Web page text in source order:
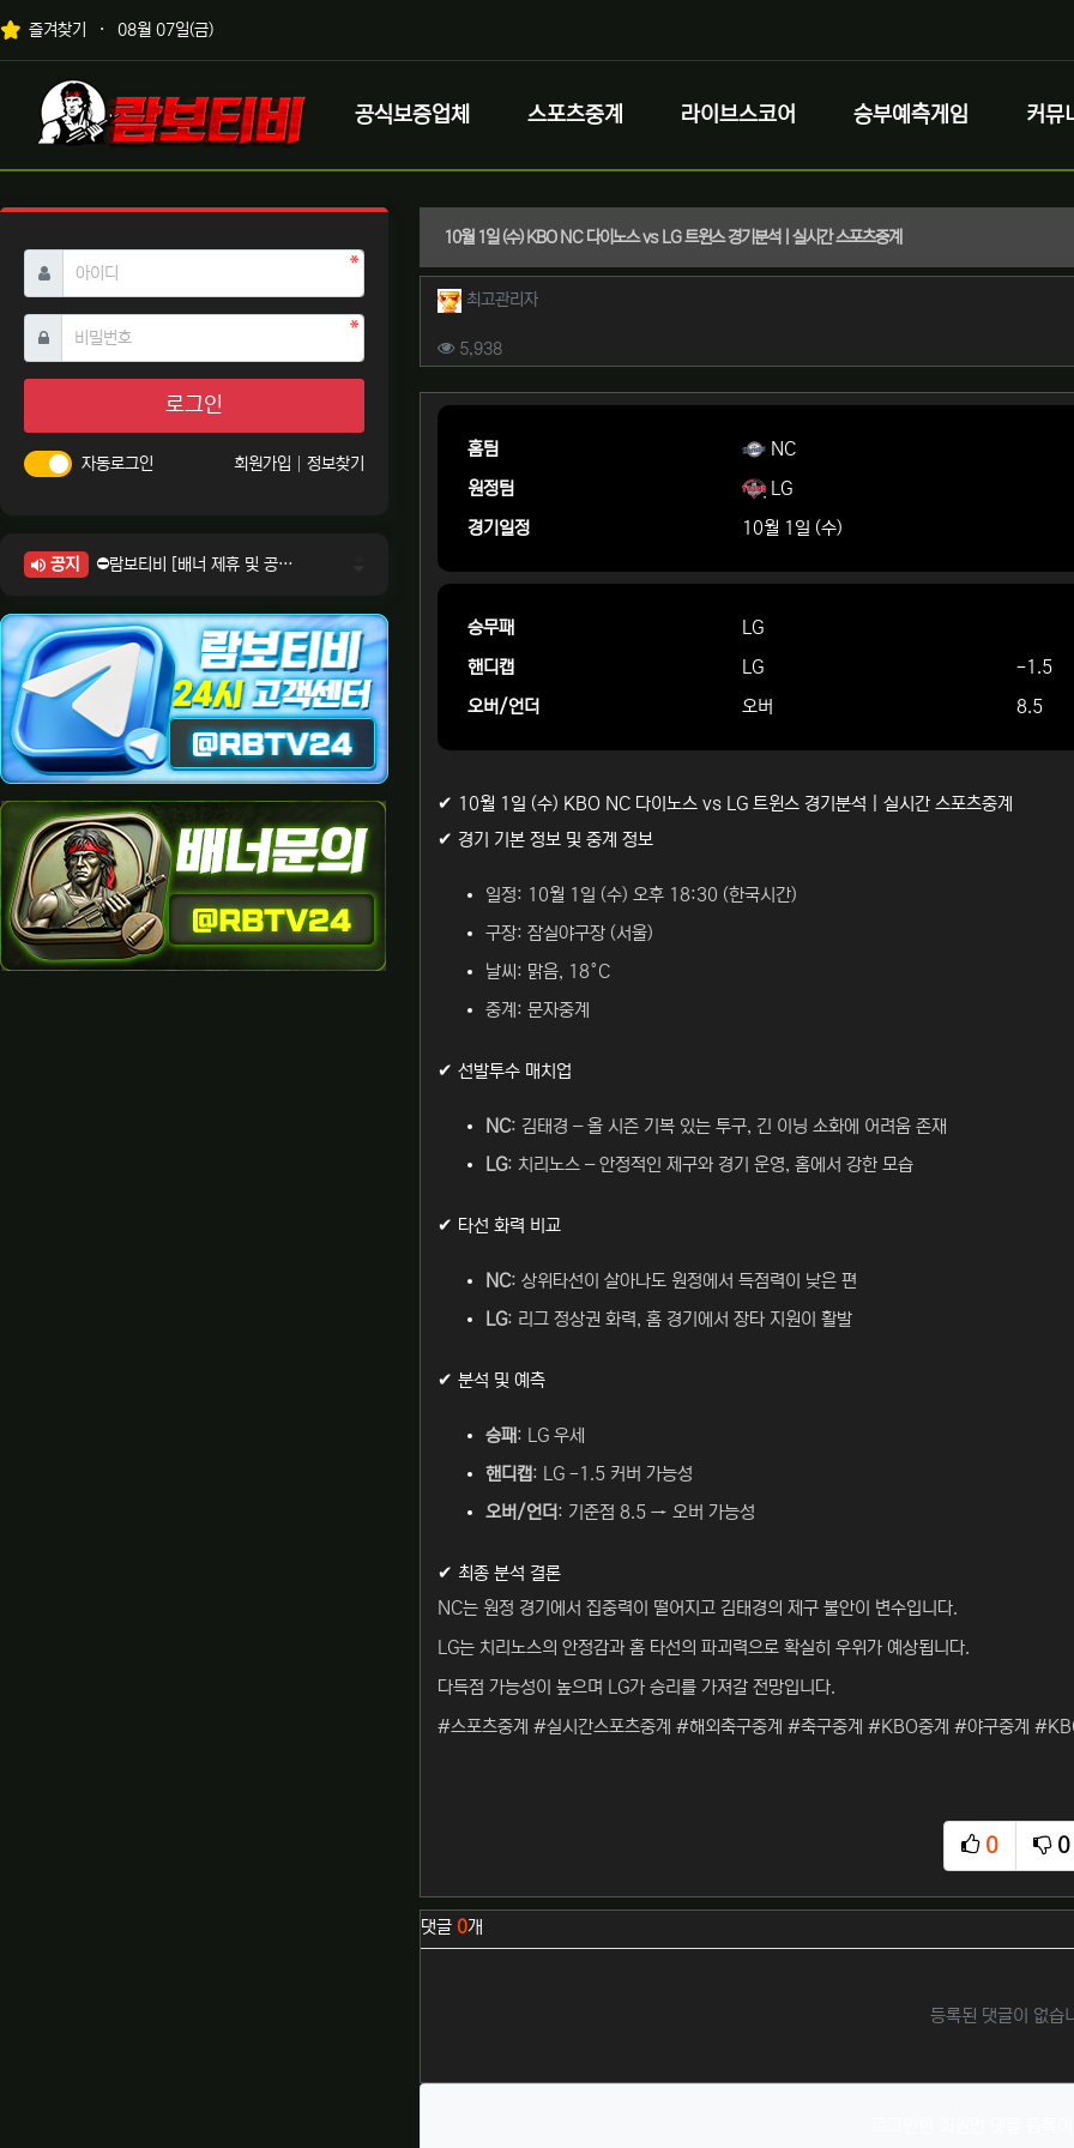
상단 네비
즐겨찾기 08월 07일(금)
메인 메뉴
로고
공식보증업체 스포츠중계 라이브스코어 승부예측게임 커뮤
10월 1일 (수) KBO NC 다이노스 vs LG 트윈스 경기분석 | 실시간 스포츠중계
작성자 정보
최고관리자작성
컨텐츠 정보
5,938조회
본문
홈팀
NC
원정팀
LG
경기일정
10월 1일 (수)
승무패 LG
핸디캡
LG -1.5
오버/언더
오버 8.5
✔ 10월 1일 (수) KBO NC 다이노스 vs LG 트윈스 경기분석 | 실시간 스포츠중계
✔ 경기 기본 정보 및 중계 정보
일정: 10월 1일 (수) 오후 18:30 (한국시간)
구장: 잠실야구장 (서울)
날씨: 맑음, 18°C
중계: 문자중계
✔ 선발투수 매치업
NC: 김태경 – 올 시즌 기복 있는 투구, 긴 이닝 소화에 어려움 존재
LG: 치리노스 – 안정적인 제구와 경기 운영, 홈에서 강한 모습
✔ 타선 화력 비교
NC: 상위타선이 살아나도 원정에서 득점력이 낮은 편
LG: 리그 정상권 화력, 홈 경기에서 장타 지원이 활발
✔ 분석 및 예측
승패: LG 우세
핸디캡: LG -1.5 커버 가능성
오버/언더: 기준점 8.5 → 오버 가능성
✔ 최종 분석 결론
NC는 원정 경기에서 집중력이 떨어지고 김태경의 제구 불안이 변수입니다.
LG는 치리노스의 안정감과 홈 타선의 파괴력으로 확실히 우위가 예상됩니다.
다득점 가능성이 높으며 LG가 승리를 가져갈 전망입니다.
#스포츠중계 #실시간스포츠중계 #해외축구중계 #축구중계 #KBO중계 #야구중계
0
추천
0
비
관련자료
댓글 0개
등록된 댓글이 없습
아이디 필수
비밀번호필수
로그인
자동로그인 회원가입 정보찾기
공지
⛔람보티비 [배너 제휴 및 공식 입점 문의 안내]
⛔람보티비 [정회원 등급UP! 안내사항]
⛔람보티비 [채팅방 이용시 주의사항]
⛔람보티비 [공식보증업체 안내]